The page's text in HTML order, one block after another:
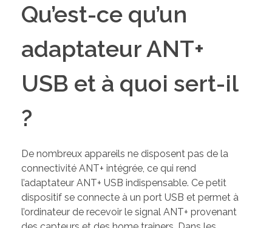
Qu’est-ce qu’un
adaptateur ANT+
USB et à quoi sert-il
?
De nombreux appareils ne disposent pas de la
connectivité ANT+ intégrée, ce qui rend
l’adaptateur ANT+ USB indispensable. Ce petit
dispositif se connecte à un port USB et permet à
l’ordinateur de recevoir le signal ANT+ provenant